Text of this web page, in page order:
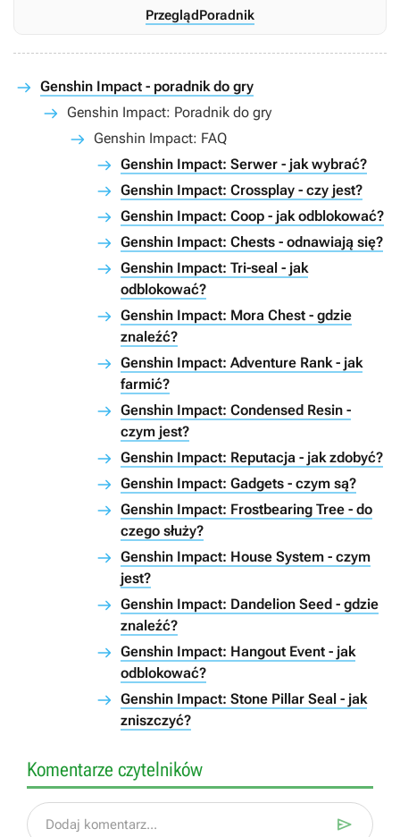
PrzeglądPoradnik
Genshin Impact - poradnik do gry
Genshin Impact: Poradnik do gry
Genshin Impact: FAQ
Genshin Impact: Serwer - jak wybrać?
Genshin Impact: Crossplay - czy jest?
Genshin Impact: Coop - jak odblokować?
Genshin Impact: Chests - odnawiają się?
Genshin Impact: Tri-seal - jak
odblokować?
Genshin Impact: Mora Chest - gdzie
znaleźć?
Genshin Impact: Adventure Rank - jak
farmić?
Genshin Impact: Condensed Resin -
czym jest?
Genshin Impact: Reputacja - jak zdobyć?
Genshin Impact: Gadgets - czym są?
Genshin Impact: Frostbearing Tree - do
czego służy?
Genshin Impact: House System - czym
jest?
Genshin Impact: Dandelion Seed - gdzie
znaleźć?
Genshin Impact: Hangout Event - jak
odblokować?
Genshin Impact: Stone Pillar Seal - jak
zniszczyć?
Komentarze czytelników
Dodaj komentarz... 